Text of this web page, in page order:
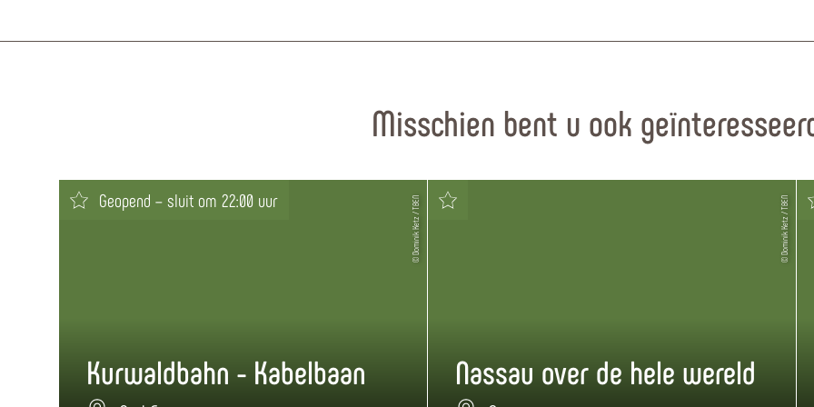
Misschien bent u ook
© Dominik Ketz / TBEN
Geopend – sluit om 22:00 uur
Kurwaldbahn - Kabelbaan
© Dominik Ketz / TBEN
Nassau over de hele wereld